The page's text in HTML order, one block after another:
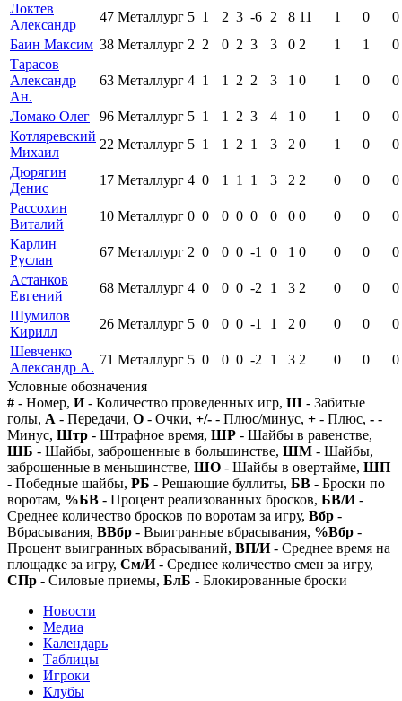
Локтев
Александр
47 Металлург 5 1 2 3 -6 2 8 11 1 0
0
Баин Максим 38 Металлург 2 2 0 2 3 3 0 2 1 1
0
Тарасов
Александр
Ан.
63 Металлург 4 1 1 2 2 3 1 0 1 0 0
Ломако Олег 96 Металлург 5 1 1 2 3 4 1 0 1 0
0
Котляревский
Михаил
22 Металлург 5 1 1 2 1 3 2 0 1 0
0
Дюрягин
Денис
17 Металлург 4 0 1 1 1 3 2 2 0 0
0
Рассохин
Виталий
10 Металлург 0 0 0 0 0 0 0 0 0 0
0
Карлин
Руслан
67 Металлург 2 0 0 0 -1 0 1 0 0 0
0
Астанков
Евгений
68 Металлург 4 0 0 0 -2 1 3 2 0 0
0
Шумилов
Кирилл
26 Металлург 5 0 0 0 -1 1 2 0 0 0
0
Шевченко
Александр А.
71 Металлург 5 0 0 0 -2 1 3 2 0 0
0
Условные обозначения
# - Номер, И- Количество проведенных игр, Ш - Забитые
голы, А - Передачи, О - Очки, +/- - Плюс/минус, + - Плюс, - -
Минус, Штр - Штрафное время, ШР - Шайбы в равенстве,
ШБ - Шайбы, заброшенные в большинстве, ШМ - Шайбы,
заброшенные в меньшинстве, ШО - Шайбы в овертайме, ШП
- Победные шайбы, РБ - Решающие буллиты, БВ - Броски по
воротам, %БВ - Процент реализованных бросков, БВ/И-
Среднее количество бросков по воротам за игру, Вбр -
Вбрасывания, ВВбр - Выигранные вбрасывания, %Вбр -
Процент выигранных вбрасываний, ВП/И- Среднее время на
площадке за игру, См/И- Среднее количество смен за игру,
СПр - Силовые приемы, БлБ - Блокированные броски
Новости
Медиа
Календарь
Таблицы
Игроки
Клубы